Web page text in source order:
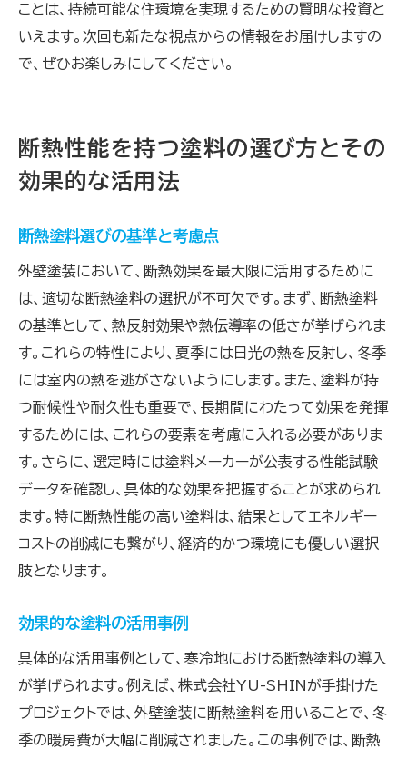
ことは、持続可能な住環境を実現するための賢明な投資と
いえます。次回も新たな視点からの情報をお届けしますの
で、ぜひお楽しみにしてください。
断熱性能を持つ塗料の選び方とその
効果的な活用法
断熱塗料選びの基準と考慮点
外壁塗装において、断熱効果を最大限に活用するために
は、適切な断熱塗料の選択が不可欠です。まず、断熱塗料
の基準として、熱反射効果や熱伝導率の低さが挙げられま
す。これらの特性により、夏季には日光の熱を反射し、冬季
には室内の熱を逃がさないようにします。また、塗料が持
つ耐候性や耐久性も重要で、長期間にわたって効果を発揮
するためには、これらの要素を考慮に入れる必要がありま
す。さらに、選定時には塗料メーカーが公表する性能試験
データを確認し、具体的な効果を把握することが求められ
ます。特に断熱性能の高い塗料は、結果としてエネルギー
コストの削減にも繋がり、経済的かつ環境にも優しい選択
肢となります。
効果的な塗料の活用事例
具体的な活用事例として、寒冷地における断熱塗料の導入
が挙げられます。例えば、株式会社YU-SHINが手掛けた
プロジェクトでは、外壁塗装に断熱塗料を用いることで、冬
季の暖房費が大幅に削減されました。この事例では、断熱